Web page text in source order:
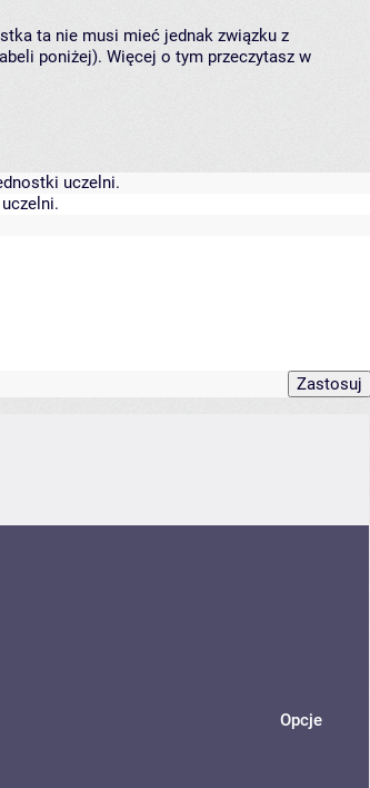
ta nie musi mieć jednak związku z
poniżej). Więcej o tym przeczytasz w
uczelni.
Opcje